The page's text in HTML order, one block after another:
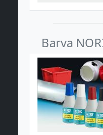
Barva